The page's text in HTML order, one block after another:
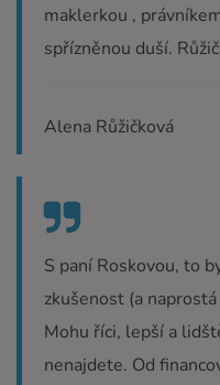
maklerkou ,
spřízněnou duší.
Alena Růžičková
S paní Roskovou, to
zkušenost (a
Mohu říci, lepší a
nenajdete. Od